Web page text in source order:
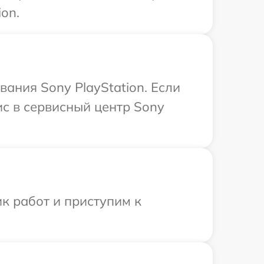
Sony PlayStation. Если
в сервисный центр Sony
работ и приступим к